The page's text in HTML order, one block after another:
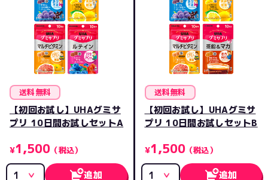
送料無料
【初回お試し】UHAグミサ
プリ 10日間お試しセットA
¥1,500 （税込）
追加
送料無料
【初回お試し】UHAグミサ
プリ 10日間お試しセットB
¥1,500（税込）
追加